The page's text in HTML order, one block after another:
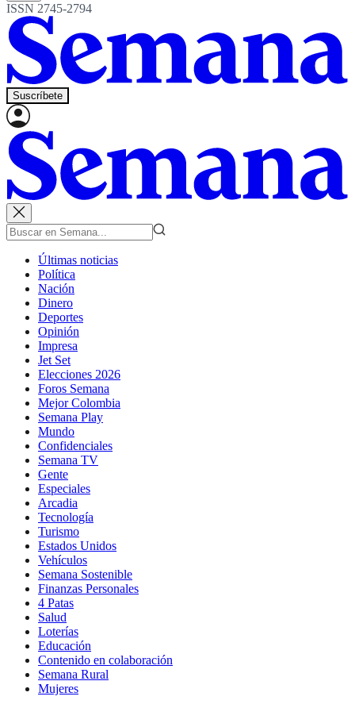
ISSN 2745-2794
Suscríbete
Últimas noticias
Política
Nación
Dinero
Deportes
Opinión
Impresa
Jet Set
Elecciones 2026
Foros Semana
Mejor Colombia
Semana Play
Mundo
Confidenciales
Semana TV
Gente
Especiales
Arcadia
Tecnología
Turismo
Estados Unidos
Vehículos
Semana Sostenible
Finanzas Personales
4 Patas
Salud
Loterías
Educación
Contenido en colaboración
Semana Rural
Mujeres